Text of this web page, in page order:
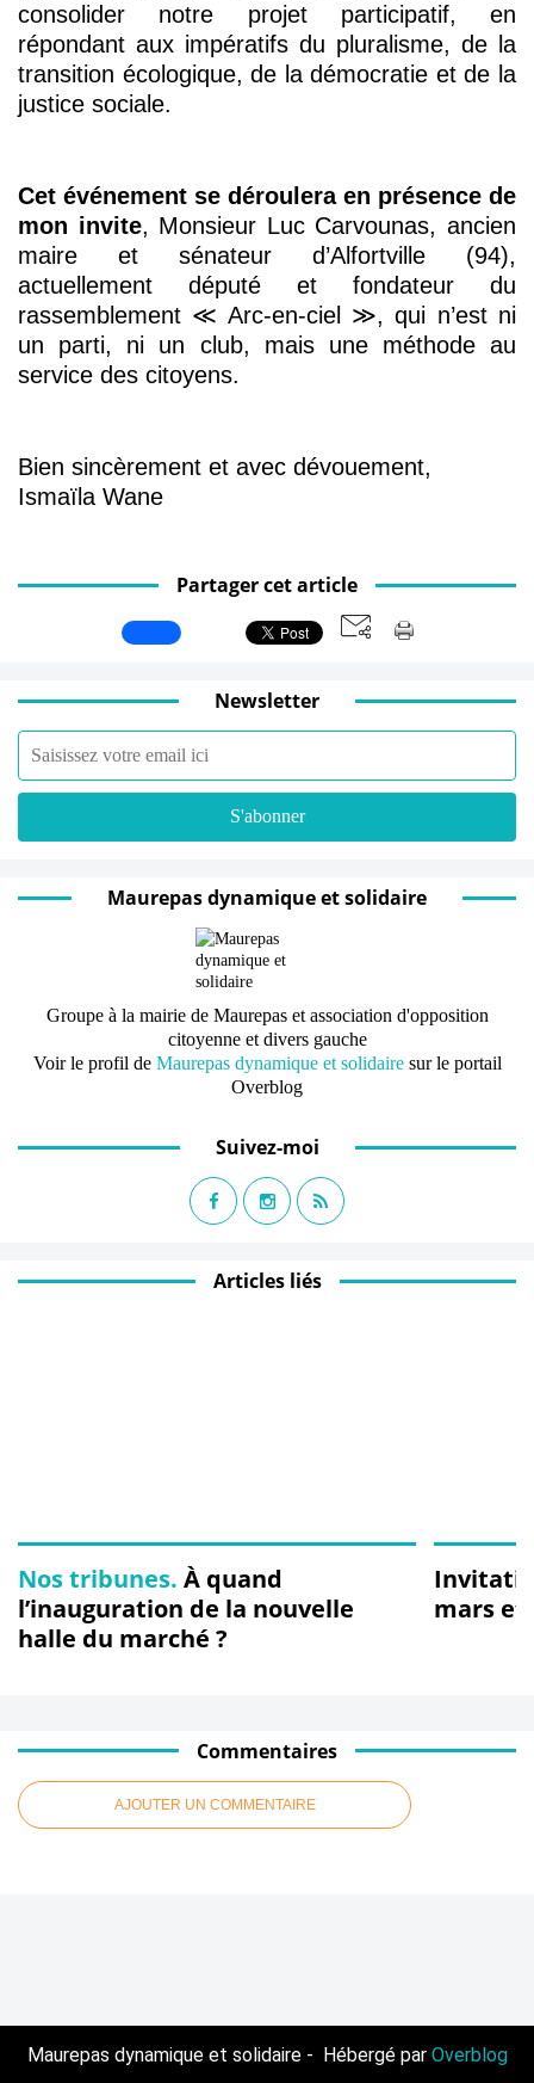
consolider notre projet participatif, en
répondant aux impératifs du pluralisme, de la
transition écologique, de la démocratie et de la
justice sociale.
Cet événement se déroulera en présence de
mon invite, Monsieur Luc Carvounas, ancien
maire et sénateur d’Alfortville (94),
actuellement député et fondateur du
rassemblement ≪ Arc‑en-ciel ≫, qui n’est ni
un parti, ni un club, mais une méthode au
service des citoyens.
Bien sincèrement et avec dévouement,
Ismaïla Wane
Partager cet article
Newsletter
Maurepas dynamique et solidaire
Groupe à la mairie de Maurepas et association d'opposition
citoyenne et divers gauche
Voir le profil de Maurepas dynamique et solidairesur le portail
Overblog
Suivez-moi
Articles liés
Nos tribunes. À quand
l’inauguration de la nouvelle
halle du marché ?
mars et
Commentaires
AJOUTER UN COMMENTAIRE
Maurepas dynamique et solidaire - Hébergé par Overblog